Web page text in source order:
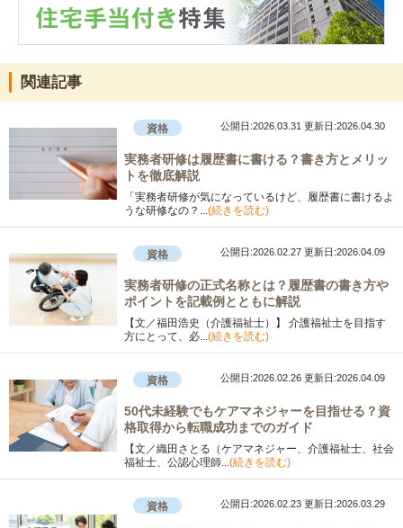
関連記事
資格 公開日:2026.03.31 更新日:2026.04.30
実務者研修は履歴書に書ける？書き方とメリッ
トを徹底解説
「実務者研修が気になっているけど、履歴書に書けるよ
うな研修なの？... (続きを読む)
資格 公開日:2026.02.27 更新日:2026.04.09
実務者研修の正式名称とは？履歴書の書き方や
ポイントを記載例とともに解説
【文／福田浩史（介護福祉士）】 介護福祉士を目指す
方にとって、必... (続きを読む)
資格 公開日:2026.02.26 更新日:2026.04.09
50代未経験でもケアマネジャーを目指せる？資
格取得から転職成功までのガイド
【文／織田さとる（ケアマネジャー、介護福祉士、社会
福祉士、公認心理師... (続きを読む)
資格 公開日:2026.02.23 更新日:2026.03.29